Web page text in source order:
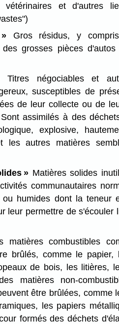
vétérinaires et d'autres
Gros résidus, y
grosses pièces
Titres négociables et
susceptibles de
de leur collecte ou de
assimilés à des
explosive,
les autres matières
»Matières solides
communautaires
ou humides dont la teneur
leur permettre de s'écouler
combustibles
brûlés, comme le papier,
de bois, les litières,
matières non-
être brûlées, comme
les papiers
formés des déchets